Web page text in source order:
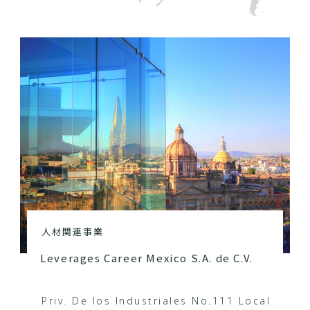
人材関連事業
Leverages Career Mexico S.A. de C.V.
Priv. De los Industriales No.111 Local